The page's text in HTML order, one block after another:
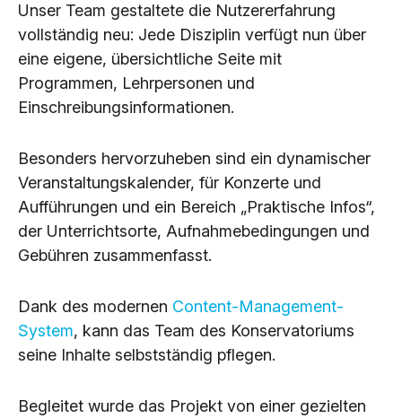
Unser Team gestaltete die Nutzererfahrung
vollständig neu: Jede Disziplin verfügt nun über
eine eigene, übersichtliche Seite mit
Programmen, Lehrpersonen und
Einschreibungsinformationen.
Besonders hervorzuheben sind ein dynamischer
Veranstaltungskalender, für Konzerte und
Aufführungen und ein Bereich „Praktische Infos“,
der Unterrichtsorte, Aufnahmebedingungen und
Gebühren zusammenfasst.
Dank des modernen Content-Management-
System, kann das Team des Konservatoriums
seine Inhalte selbstständig pflegen.
Begleitet wurde das Projekt von einer gezielten